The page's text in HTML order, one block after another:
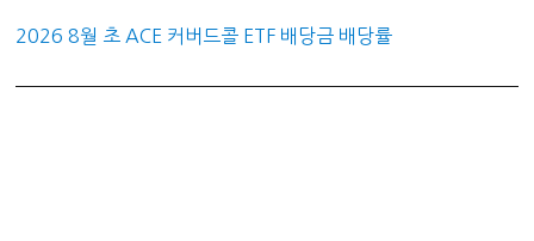
2026 8월 초 ACE 커버드콜 ETF 배당금 배당률